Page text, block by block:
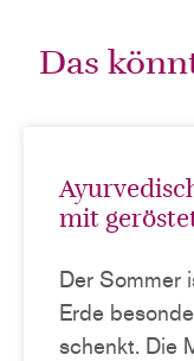
Das
mit
Der Sommer
Erde
schenkt. Die